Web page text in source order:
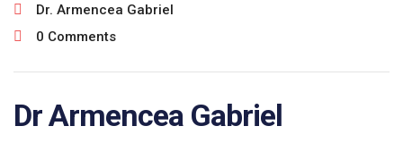
Dr. Armencea Gabriel
0 Comments
Dr Armencea Gabriel